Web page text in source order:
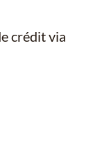
crédit via